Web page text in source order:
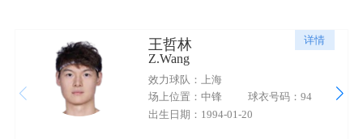
详情
王哲林
Z.Wang
效力球队：上海
场上位置：中锋
球衣号码：94
出生日期：1994-01-20